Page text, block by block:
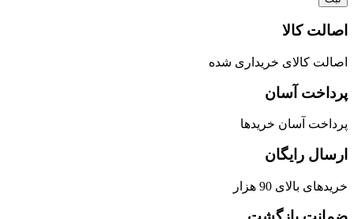
اصالت کالا
اصالت کالای خریداری شده
پرداخت آسان
پرداخت آسان خریدها
ارسال رایگان
خریدهای بالای 90 هزار